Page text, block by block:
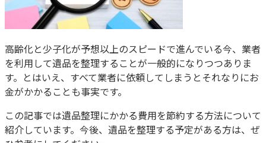
高齢化と少子化が予想以上のスピードで進んでいる今、業者
を利用して遺品を整理することが一般的になりつつありま
す。とはいえ、すべて業者に依頼してしまうとそれなりにお
金がかかることも事実です。
この記事では遺品整理にかかる費用を節約する方法について
紹介しています。今後、遺品を整理する予定がある方は、ぜ